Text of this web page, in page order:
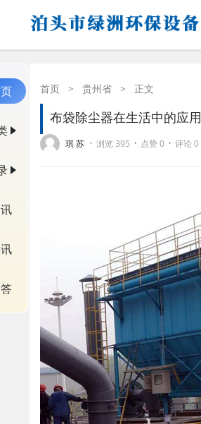
首页 > 贵州省 > 正文
布袋除尘器在生活中的应用
琪 苏 · 浏览 395 · 点赞 0 · 评论 0